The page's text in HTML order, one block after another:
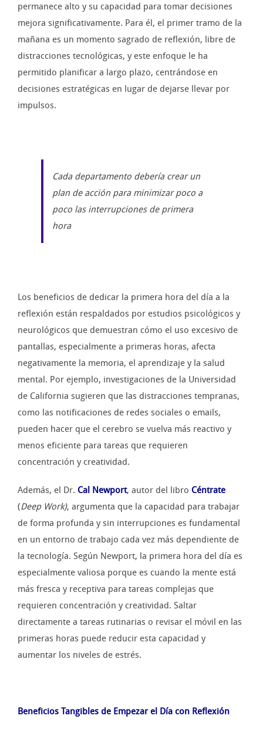
permanece alto y su capacidad para tomar decisiones
mejora significativamente. Para él, el primer tramo de la
mañana es un momento sagrado de reflexión, libre de
distracciones tecnológicas, y este enfoque le ha
permitido planificar a largo plazo, centrándose en
decisiones estratégicas en lugar de dejarse llevar por
impulsos.
Cada departamento debería crear un
plan de acción para minimizar poco a
poco las interrupciones de primera
hora
Los beneficios de dedicar la primera hora del día a la
reflexión están respaldados por estudios psicológicos y
neurológicos que demuestran cómo el uso excesivo de
pantallas, especialmente a primeras horas, afecta
negativamente la memoria, el aprendizaje y la salud
mental. Por ejemplo, investigaciones de la Universidad
de California sugieren que las distracciones tempranas,
como las notificaciones de redes sociales o emails,
pueden hacer que el cerebro se vuelva más reactivo y
menos eficiente para tareas que requieren
concentración y creatividad.
Además, el Dr. Cal Newport, autor del libro Céntrate
(Deep Work), argumenta que la capacidad para trabajar
de forma profunda y sin interrupciones es fundamental
en un entorno de trabajo cada vez más dependiente de
la tecnología. Según Newport, la primera hora del día es
especialmente valiosa porque es cuando la mente está
más fresca y receptiva para tareas complejas que
requieren concentración y creatividad. Saltar
directamente a tareas rutinarias o revisar el móvil en las
primeras horas puede reducir esta capacidad y
aumentar los niveles de estrés.
Beneficios Tangibles de Empezar el Día con Reflexión